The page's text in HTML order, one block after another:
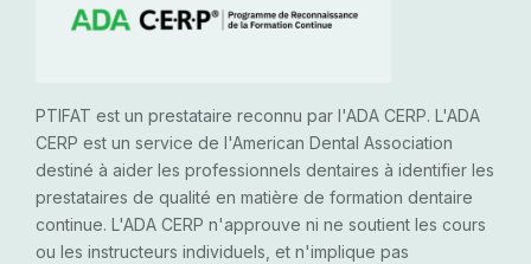
PTIFAT est un prestataire reconnu par l'ADA CERP. L'ADA
CERP est un service de l'American Dental Association
destiné à aider les professionnels dentaires à identifier les
prestataires de qualité en matière de formation dentaire
continue. L'ADA CERP n'approuve ni ne soutient les cours
ou les instructeurs individuels, et n'implique pas